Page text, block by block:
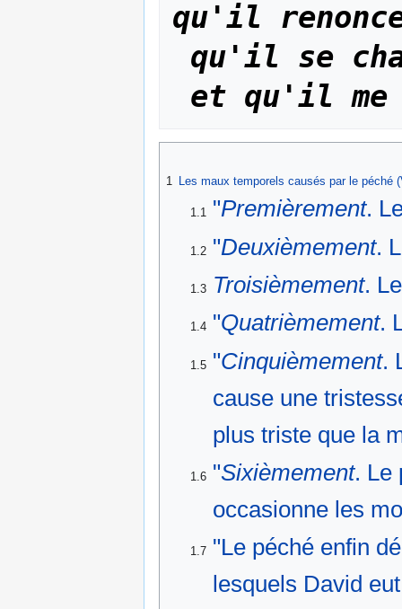
qu'il
qu'il se
et qu'il me
1 Les maux temporels causés par le péché
1.1 "Premièrement.
1.2 "Deuxièmement.
1.3 Troisièmement.
1.4 "Quatrièmement.
1.5 "Cinquièmement.
cause une
plus triste que la
1.6 "Sixièmement. Le
occasionne les
1.7 "Le péché enfin
lesquels David